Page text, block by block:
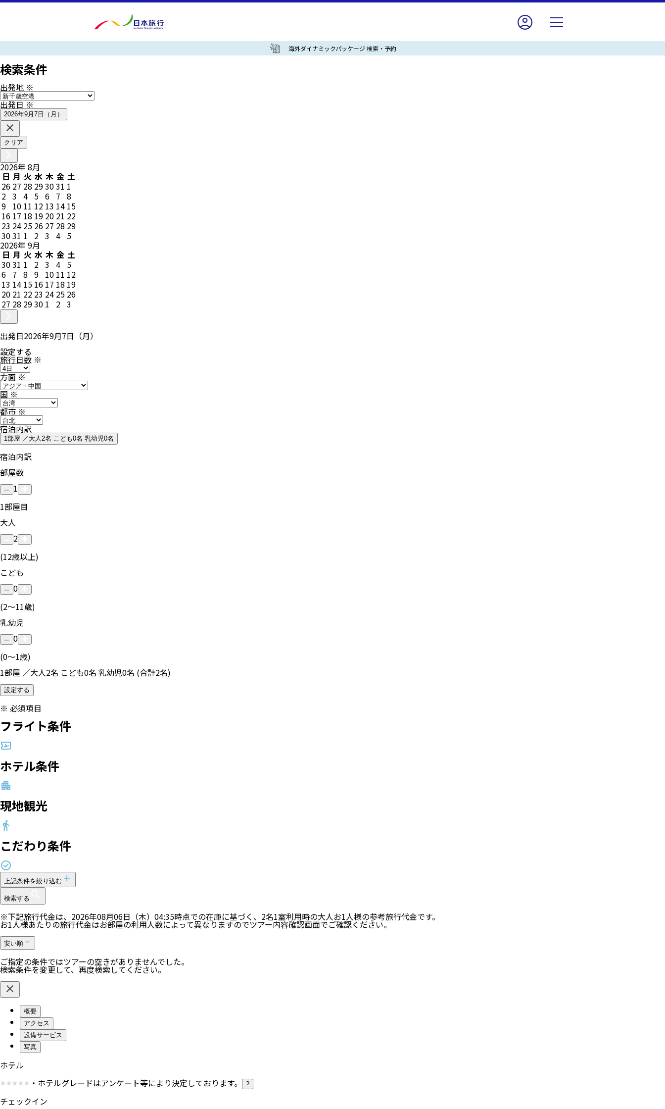
海外ダイナミックパッケージ 検索・予約
検索条件
出発地 ※
出発日※
2026年9月7日（月）
クリア
2026年 8月
日 月 火 水 木 金 土
26 27 28 293031 1
2 3 4 5 6 7 8
9 10 11 12 13 14 15
16 17 18 19 20 21 22
23 24 25 26 27 28 29
3031 1 2 3 4 5
2026年 9月
日 月 火 水 木 金 土
3031 1 2 3 4 5
6 7 8 9 10 11 12
13 14 15 16 17 18 19
20 21 22 23 24 25 26
27 28 2930 1 2 3
出発日2026年9月7日（月）
設定する
旅行日数 ※
方面※
国※
都市※
宿泊内訳
1部屋 ／大人2名 こども0名 乳幼児0名
宿泊内訳
部屋数
1
1部屋目
大人
2
(12歳以上)
こども
0
(2〜11歳)
乳幼児
0
(0〜1歳)
1部屋 ／大人2名 こども0名 乳幼児0名 (合計2名)
設定する
※ 必須項目
フライト条件
ホテル条件
現地観光
こだわり条件
上記条件を絞り込む
検索する
※下記旅行代金は、 2026年08月06日（木）04:35時点での在庫に基づく、 2名1室利用時の大人お1人様の参考旅行代金です。
お1人様あたりの旅行代金はお部屋の利用人数によって異なりますのでツアー内容確認画面でご確認ください。
安い順
ご指定の条件ではツアーの空きがありませんでした。
検索条件を変更して、再度検索してください。
概要
アクセス
設備サービス
写真
ホテル
・ホテルグレードはアンケート等により決定しております。
?
チェックイン